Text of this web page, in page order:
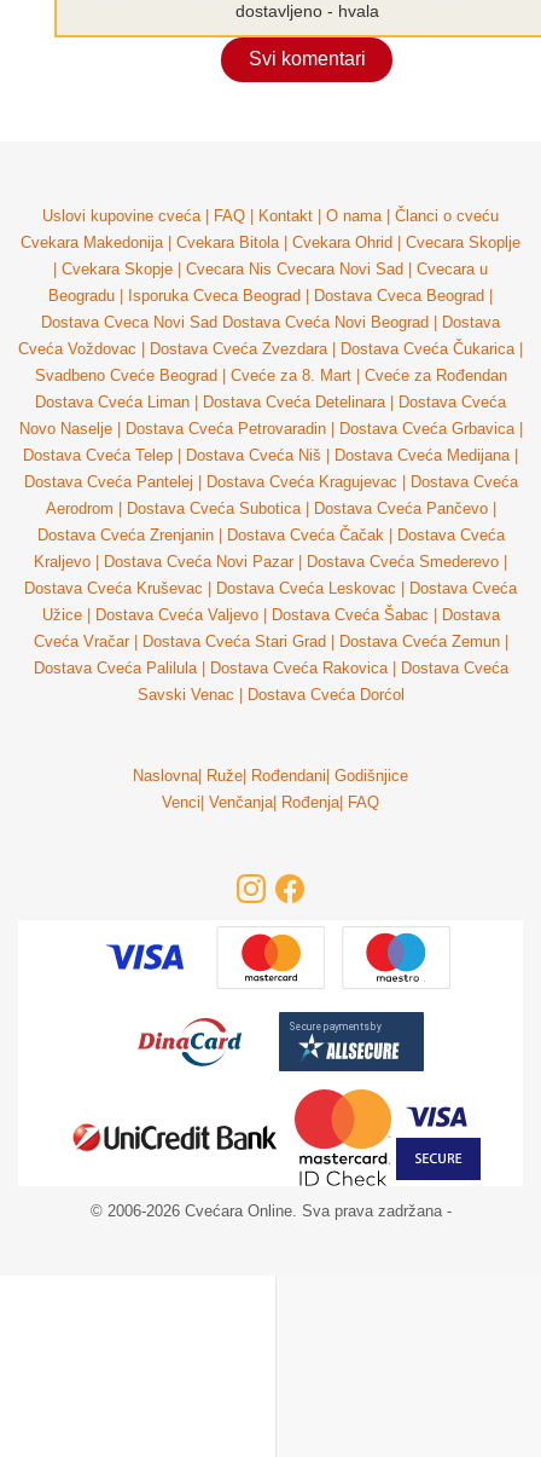
dostavljeno - hvala
Svi komentari
Uslovi kupovine cveća FAQ Kontakt O nama
Članci o cveću
Cvekara Makedonija
Cvekara Bitola Cvekara Ohrid
Cvecara Skoplje
Cvekara Skopje Cvecara Nis Cvecara Novi Sad
Cvecara u
Beogradu
Isporuka Cveca Beograd Dostava Cveca Beograd
Dostava Cveca Novi Sad Dostava Cveća Novi Beograd
Dostava
Cveća Voždovac
Dostava Cveća Zvezdara Dostava Cveća Čukarica
Svadbeno Cveće Beograd
Cveće za 8. Mart
Cveće za Rođendan
Dostava Cveća Liman
Dostava Cveća Detelinara
Dostava Cveća
Novo Naselje
Dostava Cveća Petrovaradin Dostava Cveća Grbavica
Dostava Cveća Telep
Dostava Cveća Niš Dostava Cveća Medijana
Dostava Cveća Pantelej
Dostava Cveća Kragujevac
Dostava Cveća
Aerodrom
Dostava Cveća Subotica Dostava Cveća Pančevo
Dostava Cveća Zrenjanin
Dostava Cveća Čačak
Dostava Cveća
Kraljevo
Dostava Cveća Novi Pazar Dostava Cveća Smederevo
Dostava Cveća Kruševac
Dostava Cveća Leskovac
Dostava Cveća
Užice
Dostava Cveća Valjevo Dostava Cveća Šabac
Dostava
Cveća Vračar
Dostava Cveća Stari Grad Dostava Cveća Zemun
Dostava Cveća Palilula
Dostava Cveća Rakovica
Dostava Cveća
Savski Venac
Dostava Cveća Dorćol
Naslovna| Ruže Rođendani Godišnjice
Venci Venčanja| Rođenja| FAQ
© 2006-2026 Cvećara Online. Sva prava zadržana -